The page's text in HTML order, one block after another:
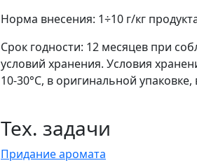
Норма внесения: 1÷10 г/кг
Срок годности: 12 месяцев при
условий хранения. Условия
10-30°C, в оригинальной
Тех. задачи
Придание аромата